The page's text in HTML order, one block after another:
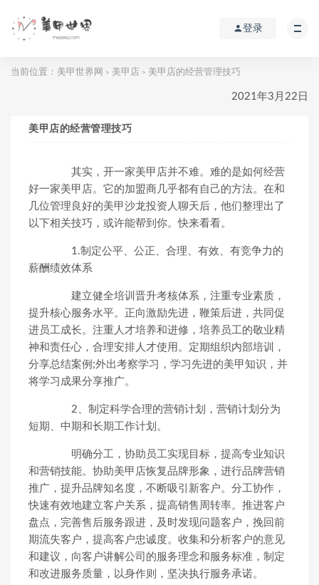
登录
当前位置： 美甲世界网 > 美甲店 > 美甲店的经营管理技巧
2021年3月22日
美甲店的经营管理技巧
其实，开一家美甲店并不难。难的是如何经营
好一家美甲店。它的加盟商几乎都有自己的方法。在和
几位管理良好的美甲沙龙投资人聊天后，他们整理出了
以下相关技巧，或许能帮到你。快来看看。
1.制定公平、公正、合理、有效、有竞争力的
薪酬绩效体系
建立健全培训晋升考核体系，注重专业素质，
提升核心服务水平。正向激励先进，鞭策后进，共同促
进员工成长。注重人才培养和进修，培养员工的敬业精
神和责任心，合理安排人才使用。定期组织内部培训，
分享总结案例;外出考察学习，学习先进的美甲知识，并
将学习成果分享推广。
2、制定科学合理的营销计划，营销计划分为
短期、中期和长期工作计划。
明确分工，协助员工实现目标，提高专业知识
和营销技能。协助美甲店恢复品牌形象，进行品牌营销
推广，提升品牌知名度，不断吸引新客户。分工协作，
快速有效地建立客户关系，提高销售周转率。推进客户
盘点，完善售后服务跟进，及时发现问题客户，挽回前
期流失客户，提高客户忠诚度。收集和分析客户的意见
和建议，向客户讲解公司的服务理念和服务标准，制定
和改进服务质量，以身作则，坚决执行服务承诺。